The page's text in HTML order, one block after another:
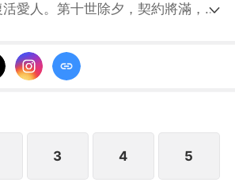
愛人。第十世除夕，契約將滿，林
臨！林家有眼無珠，竟將真貴人當
林家氣運玉佩，導致家破人亡。王雲
能在無盡悔恨中看着他登頂無上榮
3 4 5